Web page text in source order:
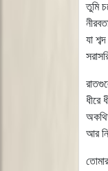
তুমি
যা
ধীরে
আর